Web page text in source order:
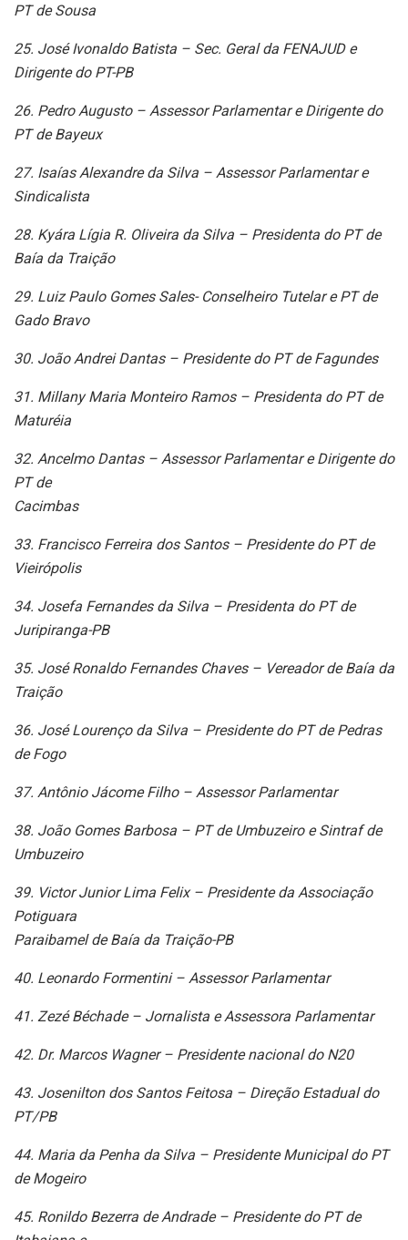
PT de Sousa
25. José Ivonaldo Batista – Sec. Geral da FENAJUD e
Dirigente do PT-PB
26. Pedro Augusto – Assessor Parlamentar e Dirigente do
PT de Bayeux
27. Isaías Alexandre da Silva – Assessor Parlamentar e
Sindicalista
28. Kyára Lígia R. Oliveira da Silva – Presidenta do PT de
Baía da Traição
29. Luiz Paulo Gomes Sales- Conselheiro Tutelar e PT de
Gado Bravo
30. João Andrei Dantas – Presidente do PT de Fagundes
31. Millany Maria Monteiro Ramos – Presidenta do PT de
Maturéia
32. Ancelmo Dantas – Assessor Parlamentar e Dirigente do
PT de
Cacimbas
33. Francisco Ferreira dos Santos – Presidente do PT de
Vieirópolis
34. Josefa Fernandes da Silva – Presidenta do PT de
Juripiranga-PB
35. José Ronaldo Fernandes Chaves – Vereador de Baía da
Traição
36. José Lourenço da Silva – Presidente do PT de Pedras
de Fogo
37. Antônio Jácome Filho – Assessor Parlamentar
38. João Gomes Barbosa – PT de Umbuzeiro e Sintraf de
Umbuzeiro
39. Victor Junior Lima Felix – Presidente da Associação
Potiguara
Paraibamel de Baía da Traição-PB
40. Leonardo Formentini – Assessor Parlamentar
41. Zezé Béchade – Jornalista e Assessora Parlamentar
42. Dr. Marcos Wagner – Presidente nacional do N20
43. Josenilton dos Santos Feitosa – Direção Estadual do
PT/PB
44. Maria da Penha da Silva – Presidente Municipal do PT
de Mogeiro
45. Ronildo Bezerra de Andrade – Presidente do PT de